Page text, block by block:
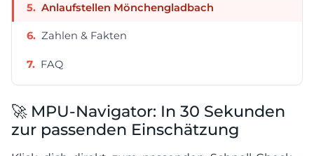
Anlaufstellen Mönchengladbach
Zahlen & Fakten
FAQ
🚀 MPU-Navigator: In 30 Sekunden
zur passenden Einschätzung